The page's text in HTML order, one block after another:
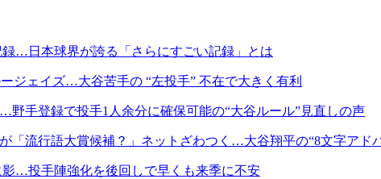
録…日本球界が誇る「さらにすごい記録」とは
ジェイズ…大谷苦手の “左投手” 不在で大きく有利
野手登録で投手1人余分に確保可能の“大谷ルール”見直しの声
「流行語大賞候補？」ネットざわつく…大谷翔平の“8文字アド
…投手陣強化を後回しで早くも来季に不安